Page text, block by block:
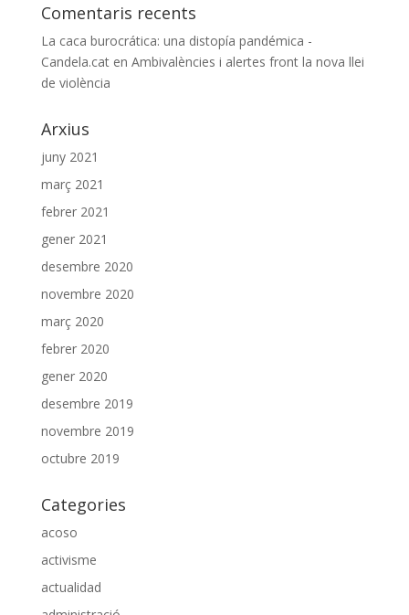
Comentaris recents
La caca burocrática: una distopía pandémica -
Candela.caten Ambivalències i alertes front la nova llei
de violència
Arxius
juny 2021
març 2021
febrer 2021
gener 2021
desembre 2020
novembre 2020
març 2020
febrer 2020
gener 2020
desembre 2019
novembre 2019
octubre 2019
Categories
acoso
activisme
actualidad